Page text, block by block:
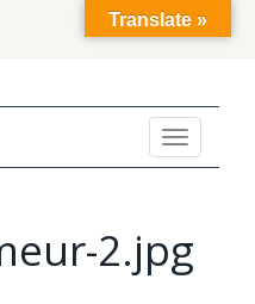
Toggle
navigation
2.jpg
Translate »